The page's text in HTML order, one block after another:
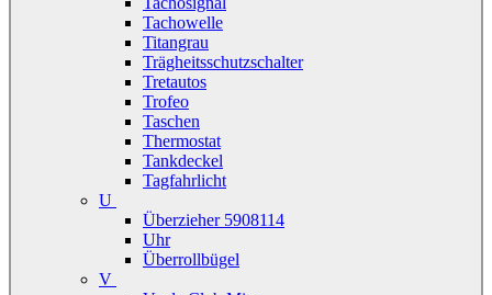
Tachowelle
Titangrau
Trägheitsschutzschalter
Tretautos
Trofeo
Taschen
Thermostat
Tankdeckel
Tagfahrlicht
U
Überzieher 5908114
Uhr
Überrollbügel
V